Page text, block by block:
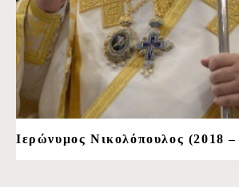
Ιερώνυμος Νικολόπουλος (2018